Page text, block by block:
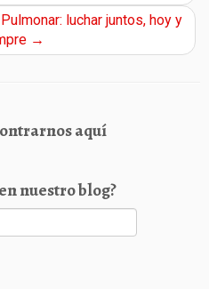
luchar juntos, hoy y
→
aquí
nuestro blog?